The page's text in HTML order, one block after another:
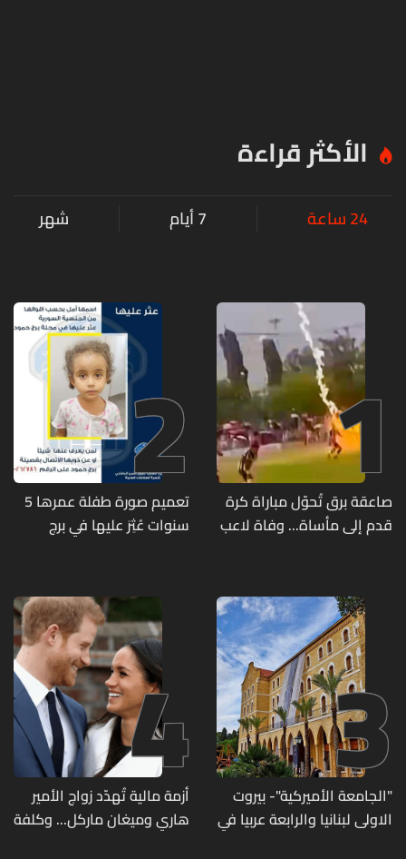
الأكثر قراءة
24 ساعة 7 أيام شهر
1
صاعقة برق تُحوّل مباراة كرة
قدم إلى مأساة... وفاة لاعب
2
تعميم صورة طفلة عمرها 5
سنوات عُثِرَ عليها في برج
3
"الجامعة الأميركية"- بيروت
الاولى لبنانيا والرابعة عربيا في
4
أزمة مالية تُهدّد زواج الأمير
هاري وميغان ماركل... وكلفة